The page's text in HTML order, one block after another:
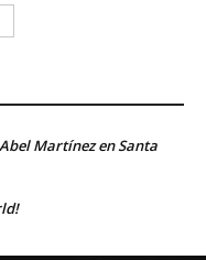
Martínez en Santa